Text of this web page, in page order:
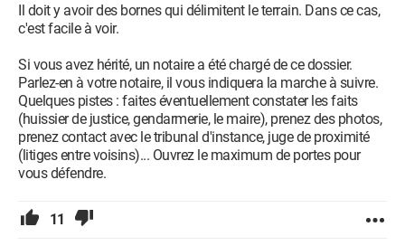
Il doit y avoir des bornes qui délimitent le terrain. Dans ce cas,
c'est facile à voir.
Si vous avez hérité, un notaire a été chargé de ce dossier.
Parlez-en à votre notaire, il vous indiquera la marche à suivre.
Quelques pistes : faites éventuellement constater les faits
(huissier de justice, gendarmerie, le maire), prenez des photos,
prenez contact avec le tribunal d'instance, juge de proximité
(litiges entre voisins)... Ouvrez le maximum de portes pour
vous défendre.
11